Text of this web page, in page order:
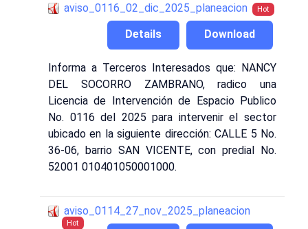
aviso_0116_02_dic_2025_planeacion Hot
Download
Details
Informa a Terceros Interesados que: NANCY
DEL SOCORRO ZAMBRANO, radico una
Licencia de Intervención de Espacio Publico
No. 0116 del 2025 para intervenir el sector
ubicado en la siguiente dirección: CALLE 5 No.
36-06, barrio SAN VICENTE, con predial No.
52001 010401050001000.
aviso_0114_27_nov_2025_planeacion
Hot